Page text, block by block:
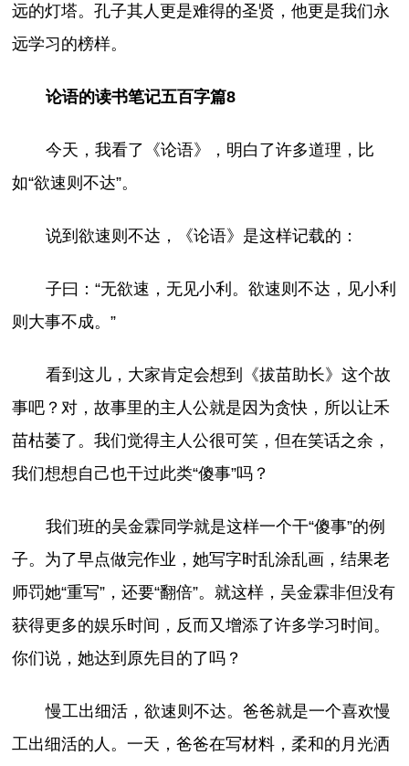
远的灯塔。孔子其人更是难得的圣贤，他更是我们永
远学习的榜样。
论语的读书笔记五百字篇8
今天，我看了《论语》，明白了许多道理，比
如“欲速则不达”。
说到欲速则不达，《论语》是这样记载的：
子曰：“无欲速，无见小利。欲速则不达，见小利
则大事不成。”
看到这儿，大家肯定会想到《拔苗助长》这个故
事吧？对，故事里的主人公就是因为贪快，所以让禾
苗枯萎了。我们觉得主人公很可笑，但在笑话之余，
我们想想自己也干过此类“傻事”吗？
我们班的吴金霖同学就是这样一个干“傻事”的例
子。为了早点做完作业，她写字时乱涂乱画，结果老
师罚她“重写”，还要“翻倍”。就这样，吴金霖非但没有
获得更多的娱乐时间，反而又增添了许多学习时间。
你们说，她达到原先目的了吗？
慢工出细活，欲速则不达。爸爸就是一个喜欢慢
工出细活的人。一天，爸爸在写材料，柔和的月光洒